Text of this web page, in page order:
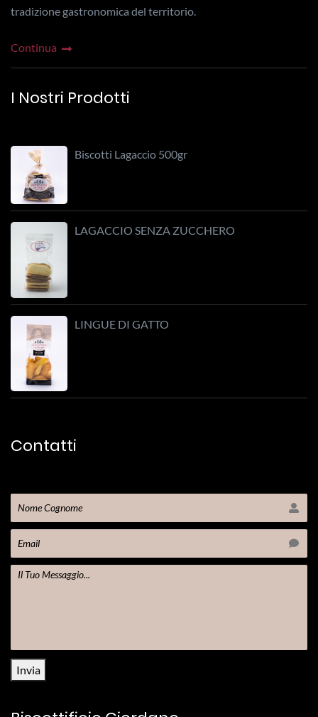
tradizione gastronomica del territorio.
Continua
I Nostri Prodotti
Biscotti Lagaccio 500gr
LAGACCIO SENZA ZUCCHERO
LINGUE DI GATTO
Contatti
Invia